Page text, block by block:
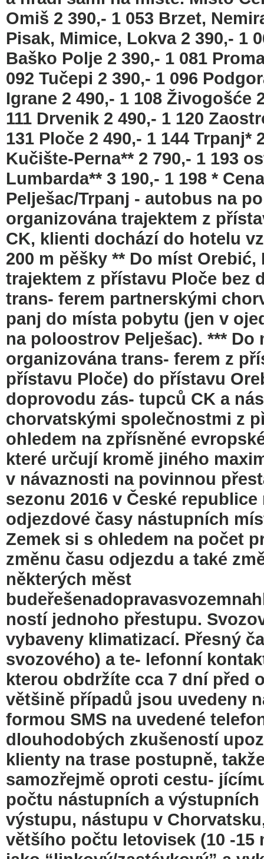
Omiš 2 390,- 1 053 Brzet,
Pisak, Mimice, Lokva 2 390,- 1
Baško Polje 2 390,- 1 081
092 Tučepi 2 390,- 1 096
Igrane 2 490,- 1 108 Živogošće
111 Drvenik 2 490,- 1 120
131 Ploče 2 490,- 1 144 Trpanj*
Kučište-Perna** 2 790,- 1 193
Lumbarda** 3 190,- 1 198 *
Pelješac/Trpanj - autobus na
organizována trajektem z
CK, klienti dochází do hotelu
200 m pěšky ** Do míst
trajektem z přístavu Ploče bez
trans- ferem partnerskými
panj do místa pobytu (jen v
na poloostrov Pelješac). ***
organizována trans- ferem z
přístavu Ploče) do přístavu
doprovodu zás- tupců CK a
chorvatskými společnostmi z
ohledem na zpřísněné
které určují kromě jiného
v návaznosti na povinnou
sezonu 2016 v České
odjezdové časy nástupních
Zemek si s ohledem na počet
změnu času odjezdu a také
některých měst
ností jednoho přestupu.
vybaveny klimatizací. Přesný
svozového) a te- lefonní
kterou obdržíte cca 7 dní před
většině případů jsou uvedeny
formou SMS na uvedené
dlouhodobých zkušeností
klienty na trase postupně,
samozřejmě oproti cestu-
počtu nástupních a
výstupu, nástupu v
většího počtu letovisek (10 -15